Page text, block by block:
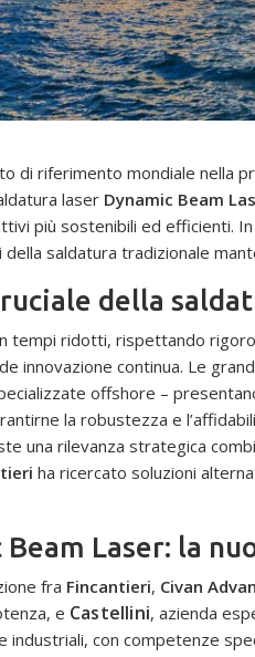
di riferimento mondiale nella
laser Dynamic Beam
più sostenibili ed efficienti. In
saldatura tradizionale
della
tempi ridotti, rispettando
innovazione continua. Le
offshore –
la robustezza e
una rilevanza strategica
ha ricercato soluzioni
Beam Laser: la
fra Fincantieri, Civan
e Castellini, azienda
industriali, con competenze